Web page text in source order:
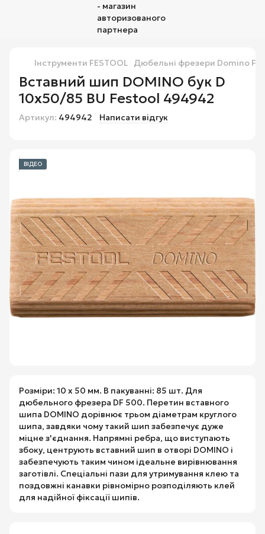
Інструменти FESTOOL Дюбельні фрезери Domino
Вставний шип DOMINO бук D
10x50/85 BU Festool 494942
Артикул: 494942 Написати відгук
ВІДЕО
Розміри: 10 х 50 мм. В пакуванні: 85 шт. Для
дюбельного фрезера DF 500. Перетин вставного
шипа DOMINO дорівнює трьом діаметрам круглого
шипа, завдяки чому такий шип забезпечує дуже
міцне з'єднання. Напрямні ребра, що виступають
збоку, центрують вставний шип в отворі DOMINO і
забезпечують таким чином ідеальне вирівнювання
заготівлі. Спеціальні пази для утримування клею та
поздовжні канавки рівномірно розподіляють клей
для надійної фіксації шипів.